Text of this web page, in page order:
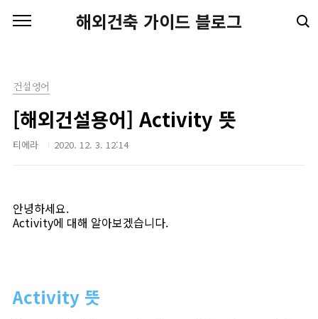
해외건축 가이드 블로그
건설영어
[해외건설용어] Activity 뜻
티에라 2020. 12. 3. 12:14
안녕하세요.
Activity에 대해 알아보겠습니다.
Activity 뜻